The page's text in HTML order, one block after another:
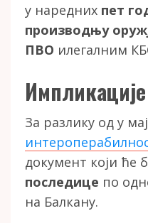
у наредних пет
производњу
ПВО илегалним
Импликације
За разлику од у
документ који ће
последице по
на Балкану.